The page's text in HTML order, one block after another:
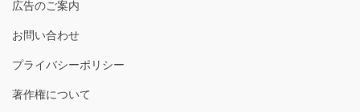
広告のご案内
お問い合わせ
プライバシーポリシー
著作権について